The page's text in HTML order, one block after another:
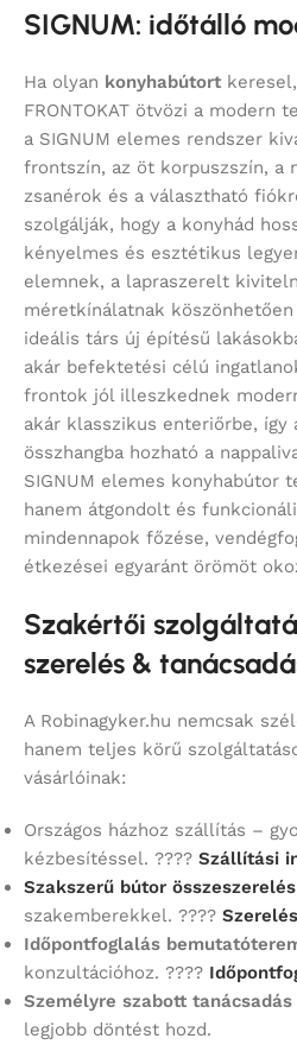
SIGNUM: időtálló
Ha olyan konyhabútort
FRONTOKAT ötvözi a modern
a SIGNUM elemes rendszer
frontszín, az öt korpuszszín, a
zsanérok és a választható
szolgálják, hogy a konyhád
kényelmes és esztétikus
elemnek, a lapraszerelt
méretkínálatnak köszönhetően
ideális társ új építésű
akár befektetési célú
frontok jól illeszkednek
akár klasszikus enteriőrbe, így
összhangba hozható a
SIGNUM elemes konyhabútor
hanem átgondolt és
mindennapok főzése,
étkezései egyaránt örömöt
Szakértői
szerelés &
A Robinagyker.hu nemcsak
hanem teljes körű
vásárlóinak:
Országos házhoz szállítás –
kézbesítéssel. ???? Szállítási
Szakszerű bútor összeszerelés
szakemberekkel. ????
Időpontfoglalás
konzultációhoz. ????
Személyre szabott tanácsadás
legjobb döntést hozd.